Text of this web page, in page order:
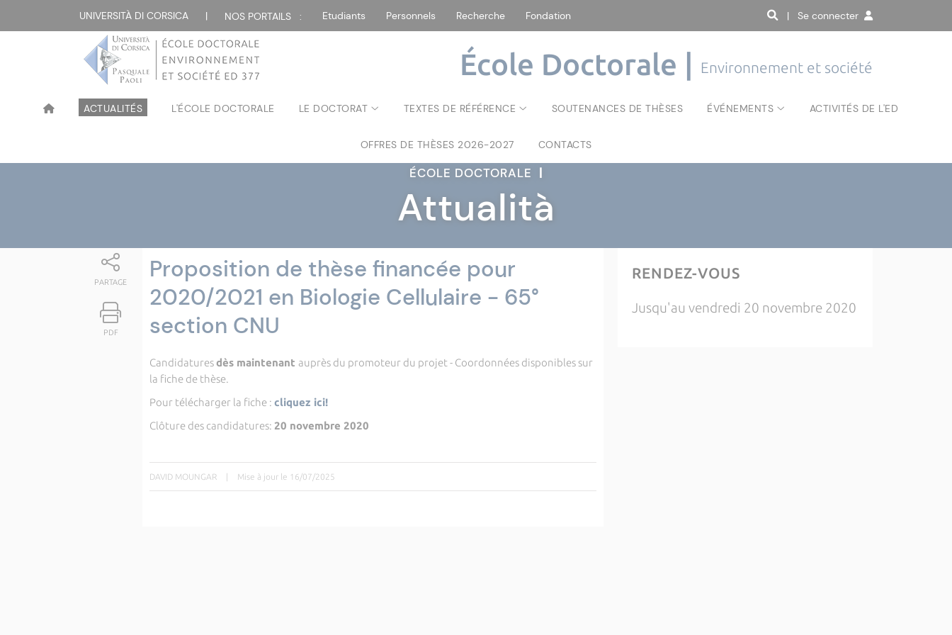
UNIVERSITÀ DI CORSICA | NOS PORTAILS : Etudiants Personnels Recherche Fondation | Se connecter
École Doctorale | Environnement et société
ACTUALITÉS L'ÉCOLE DOCTORALE LE DOCTORAT TEXTES DE RÉFÉRENCE SOUTENANCES DE THÈSES ÉVÉNEMENTS ACTIVITÉS DE L'ED
OFFRES DE THÈSES 2026-2027 CONTACTS
ÉCOLE DOCTORALE |
Attualità
PARTAGE
PDF
Proposition de thèse financée pour
2020/2021 en Biologie Cellulaire - 65°
section CNU
Candidaturesdès maintenant auprès du promoteur du projet - Coordonnées disponibles sur
la fiche de thèse.
Pour télécharger la fiche : cliquez ici!
Clôture des candidatures: 20 novembre 2020
DAVID MOUNGAR | Mise à jour le 16/07/2025
RENDEZ-VOUS
Jusqu'au vendredi 20 novembre 2020